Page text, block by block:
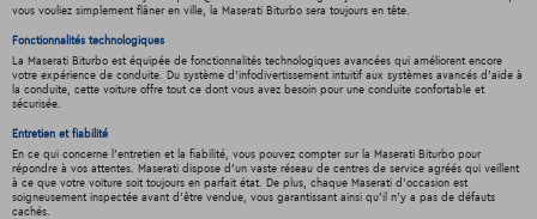
vous vouliez simplement flâner en ville, la Maserati Biturbo sera toujours en tête.
Fonctionnalités technologiques
La Maserati Biturbo est équipée de fonctionnalités technologiques avancées qui améliorent encore
votre expérience de conduite. Du système d'infodivertissement intuitif aux systèmes avancés d'aide à
la conduite, cette voiture offre tout ce dont vous avez besoin pour une conduite confortable et
sécurisée.
Entretien et fiabilité
En ce qui concerne l'entretien et la fiabilité, vous pouvez compter sur la Maserati Biturbo pour
répondre à vos attentes. Maserati dispose d'un vaste réseau de centres de service agréés qui veillent
à ce que votre voiture soit toujours en parfait état. De plus, chaque Maserati d'occasion est
soigneusement inspectée avant d'être vendue, vous garantissant ainsi qu'il n'y a pas de défauts
cachés.